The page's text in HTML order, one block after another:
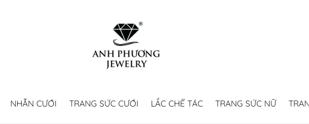
NHẪN CƯỚI TRANG SỨC CƯỚI LẮC CHẾ TÁC TRANG SỨC NỮ